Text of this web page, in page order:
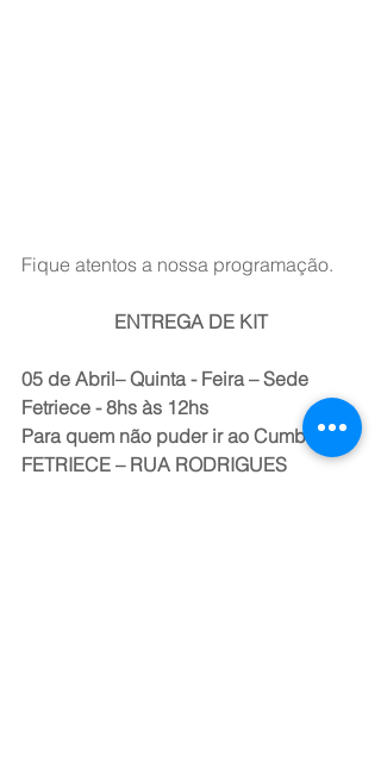
Fique atentos a nossa programação.
ENTREGA DE KIT
05 de Abril– Quinta - Feira – Sede
Fetriece - 8hs às 12hs
Para quem não puder ir ao Cumbuco
FETRIECE – RUA RODRIGUES